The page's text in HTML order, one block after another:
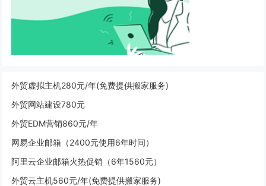
外贸虚拟主机280元/年(免费提供搬家服务)
外贸网站建设780元
外贸EDM营销860元/年
网易企业邮箱（2400元使用6年时间）
阿里云企业邮箱火热促销（6年1560元）
外贸云主机560元/年(免费提供搬家服务)